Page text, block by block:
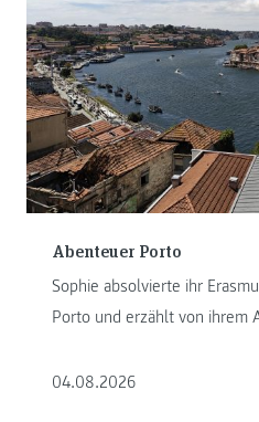
Abenteuer Porto
Sophie absolvierte ihr
Porto und erzählt von ihrem
04.08.2026